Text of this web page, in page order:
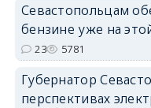
Севастопольцам
бензине уже на
23 5781
Губернатор
перспективах